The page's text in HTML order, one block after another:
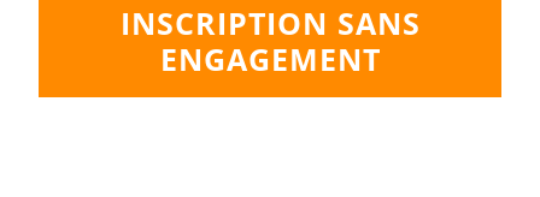
INSCRIPTION SANS
ENGAGEMENT